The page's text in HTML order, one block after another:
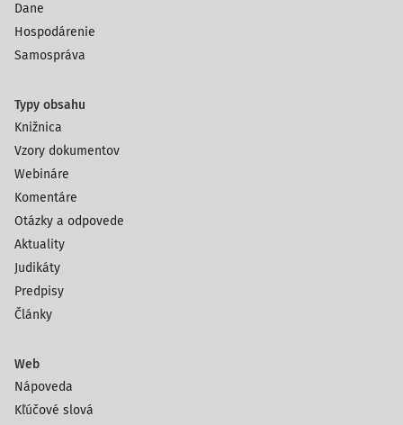
Dane
Hospodárenie
Samospráva
Typy obsahu
Knižnica
Vzory dokumentov
Webináre
Komentáre
Otázky a odpovede
Aktuality
Judikáty
Predpisy
Články
Web
Nápoveda
Kľúčové slová